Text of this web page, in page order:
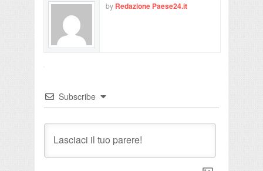
by Redazione Paese24.it
Subscribe